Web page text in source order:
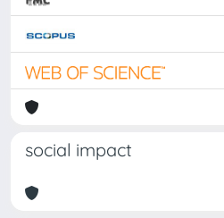
social impact